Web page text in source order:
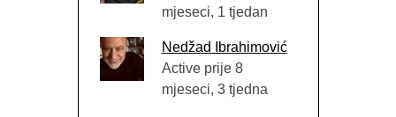
mjeseci, 1 tjedan
Nedžad Ibrahimović
Active prije 8
mjeseci, 3 tjedna